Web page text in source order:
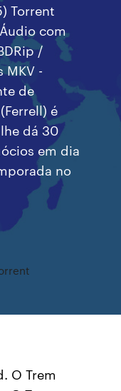
Torrent
com
/
MKV -
de
é
dá 30
em dia
no
O Trem